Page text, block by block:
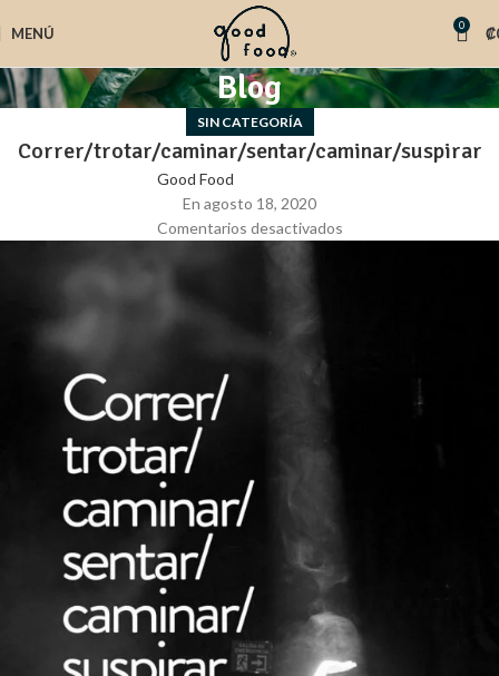
MENÚ 0 ₡
Blog
SIN CATEGORÍA
Correr/trotar/caminar/sentar/caminar/suspirar
Good Food
En agosto 18, 2020
Comentarios desactivados